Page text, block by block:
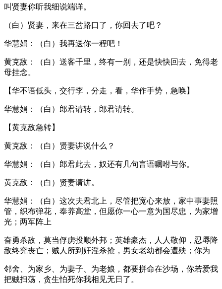
叫贤妻你听我细说端详。
（白）贤妻，来在三岔路口了，你回去了吧？
华慧娟：（白）我再送你一程吧！
黄克敌：（白）送客千里，终有一别，还是快快回去，免得老
母挂念。
【华不语低头，交行李，分走，看，华作手势，急唤】
华慧娟：（白）郎君请转，郎君请转。
【黄克敌急转】
黄克敌：（白）贤妻讲说什么？
华慧娟：（白）郎君此去，奴还有几句言语嘱咐与你。
黄克敌：（白）贤妻请讲。
华慧娟：（白）这次夫君北上，尽管把宽心来放，家中事妻照
管，织布弹花，奉养高堂，但愿你一心一意为国尽忠，为家增
光；两军阵上
奋勇杀敌，莫当俘虏投顺外邦；英雄豪杰，人人敬仰，忍辱降
敌终究丧亡；贼人所到奸淫杀抢，男女老幼都会遭殃；你为
邻舍、为家乡、为妻子、为老娘，都要拼命在沙场，你若爱我
把贼扫荡，贪生怕死你我相见无日了。